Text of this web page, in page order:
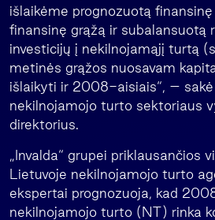
išlaikėme prognozuotą
finansinę grąžą ir subalansuotą
investicijų į nekilnojamąjį turtą
metinės grąžos nuosavam
išlaikyti ir 2008-aisiais“, – sakė
nekilnojamojo turto sektoriaus
direktorius.
„Invalda“ grupei priklausančios
Lietuvoje nekilnojamojo turto
ekspertai prognozuoja, kad
nekilnojamojo turto (NT) rinka